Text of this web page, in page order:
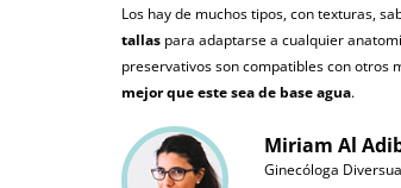
Los hay de muchos tipos, con texturas,
tallas para adaptarse a cualquier
preservativos son compatibles con otros
mejor que este sea de base agua.
Miriam Al
Ginecóloga